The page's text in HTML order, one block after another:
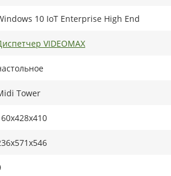
10 IoT Enterprise High End
VIDEOMAX
Tower